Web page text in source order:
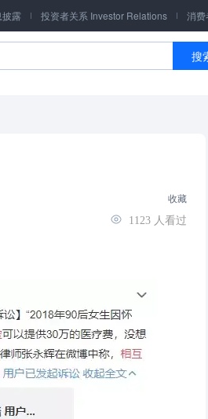
披露 投资者关系 Investor Relations 消费
搜
收藏
1123 人看过